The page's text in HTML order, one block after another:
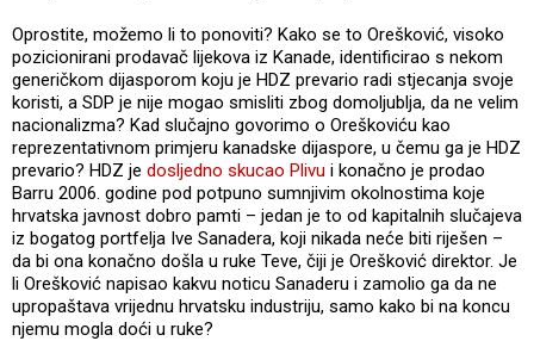
Oprostite, možemo li to ponoviti? Kako se to Orešković, visoko
pozicionirani prodavač lijekova iz Kanade, identificirao s nekom
generičkom dijasporom koju je HDZ prevario radi stjecanja svoje
koristi, a SDP je nije mogao smisliti zbog domoljublja, da ne velim
nacionalizma? Kad slučajno govorimo o Oreškoviću kao
reprezentativnom primjeru kanadske dijaspore, u čemu ga je HDZ
prevario? HDZ je dosljedno skucao Plivu i konačno je prodao
Barru 2006. godine pod potpuno sumnjivim okolnostima koje
hrvatska javnost dobro pamti – jedan je to od kapitalnih slučajeva
iz bogatog portfelja Ive Sanadera, koji nikada neće biti riješen –
da bi ona konačno došla u ruke Teve, čiji je Orešković direktor. Je
li Orešković napisao kakvu noticu Sanaderu i zamolio ga da ne
upropaštava vrijednu hrvatsku industriju, samo kako bi na koncu
njemu mogla doći u ruke?